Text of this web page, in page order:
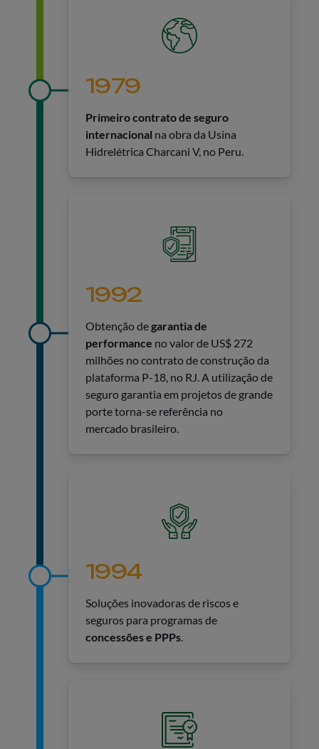
1979
Primeiro contrato de seguro
internacional na obra da Usina
Hidrelétrica Charcani V, no Peru.
1992
Obtenção degarantia de
performance no valor de US$ 272
milhões no contrato de construção da
plataforma P-18, no RJ. A utilização de
seguro garantia em projetos de grande
porte torna-se referência no
mercado brasileiro.
1994
Soluções inovadoras de riscos e
seguros para programas de
concessões e PPPs.